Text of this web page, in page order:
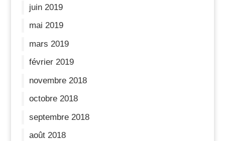
juin 2019
mai 2019
mars 2019
février 2019
novembre 2018
octobre 2018
septembre 2018
août 2018